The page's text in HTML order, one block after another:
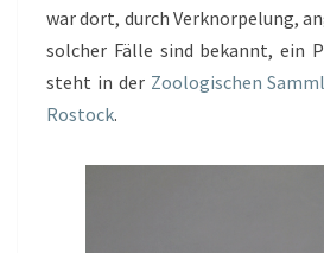
war dort, durch Verknorpelung,
solcher Fälle sind bekannt, ein
steht in der Zoologischen
Rostock.